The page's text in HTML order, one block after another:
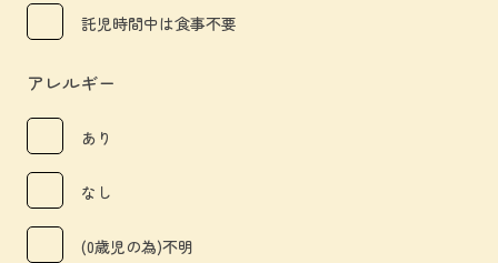
託児時間中は食事不要
アレルギー
あり
なし
(0歳児の為)不明